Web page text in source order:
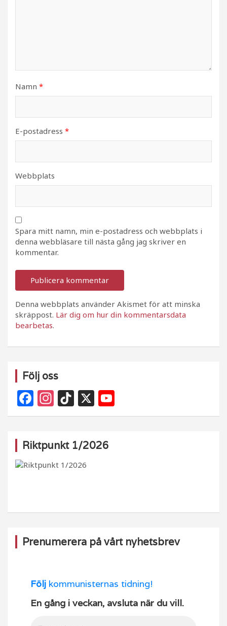
Namn *
E-postadress *
Webbplats
Spara mitt namn, min e-postadress och webbplats i
denna webbläsare till nästa gång jag skriver en
kommentar.
Denna webbplats använder Akismet för att minska
skräppost. Lär dig om hur din kommentarsdata
bearbetas.
Följ oss
F
a
e
b
k
In
st
g
ra
Ti
k
o
k
X
o
Riktpunkt 1/2026
Prenumerera på vårt nyhetsbrev
Följ kommunisternas tidning!
En gång i veckan, avsluta när du vill.